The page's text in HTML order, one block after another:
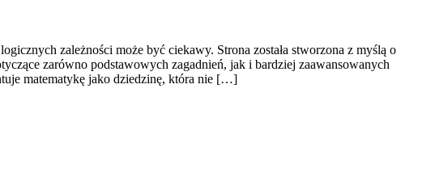
zależności może być ciekawy. Strona została stworzona z myślą o
zarówno podstawowych zagadnień, jak i bardziej zaawansowanych
matematykę jako dziedzinę, która nie […]